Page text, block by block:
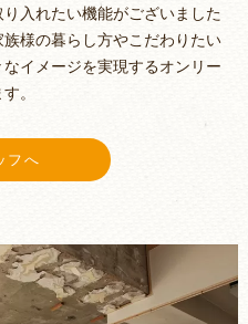
入れたい機能がございました
様の暮らし方やこだわりたい
イメージを実現するオンリー
。
フへ